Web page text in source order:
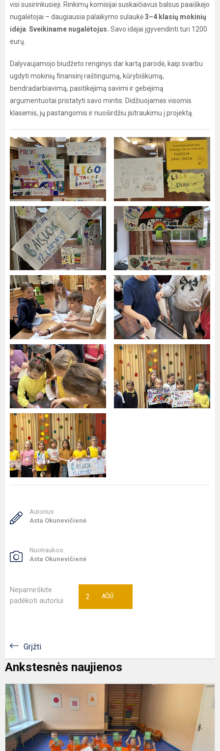
visi susirinkusieji. Rinkimų komisijai suskaičiavus balsus paaiškėjo
nugalėtojai – daugiausia palaikymo sulaukė3–4 klasių mokinių
idėja Sveikiname nugalėtojus. Savo idėjai įgyvendinti turi 1200
eurų.
Dalyvaujamojo biudžeto renginys dar kartą parodė, kaip svarbu
ugdyti mokinių finansinį raštingumą, kūrybiškumą,
bendradarbiavimą, pasitikėjimą savimi ir gebėjimą
argumentuotai pristatyti savo mintis. Didžiuojamės visomis
klasėmis, jų pastangomis ir nuoširdžiu įsitraukimu į projektą.
Autorius:
Asta Okunevičienė
Nuotraukos:
Asta Okunevičienė
Nepamirškite
padėkoti autoriui
AČIŪ
2
Grįžti
Ankstesnės naujienos